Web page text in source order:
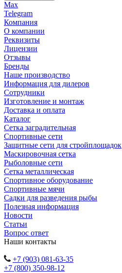
Max
Telegram
Компания
О компании
Реквизиты
Лицензии
Отзывы
Бренды
Наше производство
Информация для дилеров
Сотрудники
Изготовление и монтаж
Доставка и оплата
Каталог
Сетка заградительная
Спортивные сети
Защитные сети для стройплощадок
Маскировочная сетка
Рыболовные сети
Сетка металлическая
Спортивное оборудование
Спортивные мячи
Садки для разведения рыбы
Полезная информация
Новости
Статьи
Вопрос ответ
Наши контакты
+7 (903) 081-63-35
+7 (800) 350-98-12